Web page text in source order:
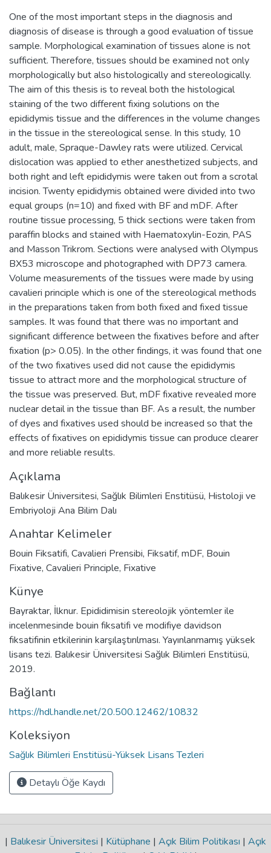
One of the most important steps in the diagnosis and
diagnosis of disease is through a good evaluation of tissue
sample. Morphological examination of tissues alone is not
sufficient. Therefore, tissues should be examined not only
morphologically but also histologically and stereologically.
The aim of this thesis is to reveal both the histological
staining of the two different fixing solutions on the
epididymis tissue and the differences in the volume changes
in the tissue in the stereological sense. In this study, 10
adult, male, Spraque-Dawley rats were utilized. Cervical
dislocation was applied to ether anesthetized subjects, and
both right and left epididymis were taken out from a scrotal
incision. Twenty epididymis obtained were divided into two
equal groups (n=10) and fixed with BF and mDF. After
routine tissue processing, 5 thick sections were taken from
paraffin blocks and stained with Haematoxylin-Eozin, PAS
and Masson Trikrom. Sections were analysed with Olympus
BX53 microscope and photographed with DP73 camera.
Volume measurements of the tissues were made by using
cavalieri principle which is one of the stereological methods
in the preparations taken from both fixed and fixed tissue
samples. It was found that there was no important and
significant difference between the fixatives before and after
fixation (p> 0.05). In the other findings, it was found that one
of the two fixatives used did not cause the epididymis
tissue to attract more and the morphological structure of
the tissue was preserved. But, mDF fixative revealed more
nuclear detail in the tissue than BF. As a result, the number
of dyes and fixatives used should be increased so that the
effects of fixatives on epididymis tissue can produce clearer
and more reliable results.
Açıklama
Balıkesir Üniversitesi, Sağlık Bilimleri Enstitüsü, Histoloji ve
Embriyoloji Ana Bilim Dalı
Anahtar Kelimeler
Bouin Fiksatifi, Cavalieri Prensibi, Fiksatif, mDF, Bouin
Fixative, Cavalieri Principle, Fixative
Künye
Bayraktar, İlknur. Epididimisin stereolojik yöntemler ile
incelenmesinde bouin fiksatifi ve modifiye davidson
fiksatifinin etkilerinin karşılaştırılması. Yayınlanmamış yüksek
lisans tezi. Balıkesir Üniversitesi Sağlık Bilimleri Enstitüsü,
2019.
Bağlantı
https://hdl.handle.net/20.500.12462/10832
Koleksiyon
Sağlık Bilimleri Enstitüsü-Yüksek Lisans Tezleri
Detaylı Öğe Kaydı
| Balıkesir Üniversitesi | Kütüphane | Açık Bilim Politikası | Açık